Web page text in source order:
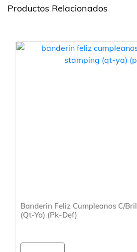
Productos Relacionados
Banderin Feliz Cumpleanos C/
(Qt-Ya) (Pk-Def)